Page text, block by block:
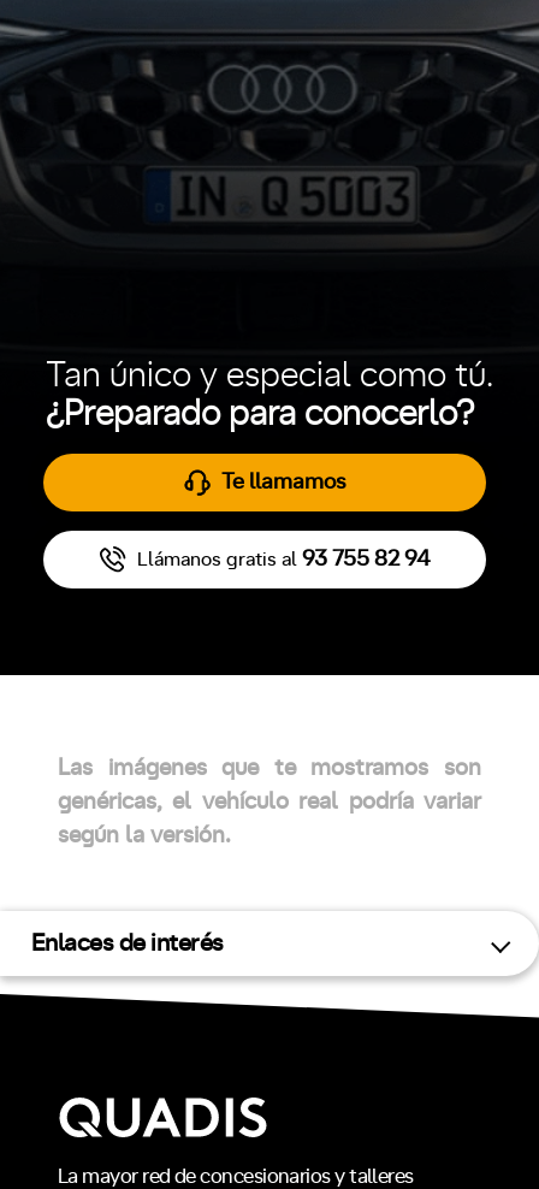
Tan único y especial como tú.
¿Preparado para conocerlo?
Te llamamos
Llámanos gratis al 93 755 82 94
Las imágenes que te mostramos son
genéricas, el vehículo real podría variar
según la versión.
Enlaces de interés
La mayor red de concesionarios y talleres